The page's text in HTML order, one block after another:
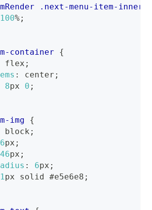
.next-menu-item-inner
100%;
container
{
flex ;
: center ;
8px 0 ;
img
{
block ;
px ;
46px ;
: 6px ;
1 px solid #e5e6e8 ;